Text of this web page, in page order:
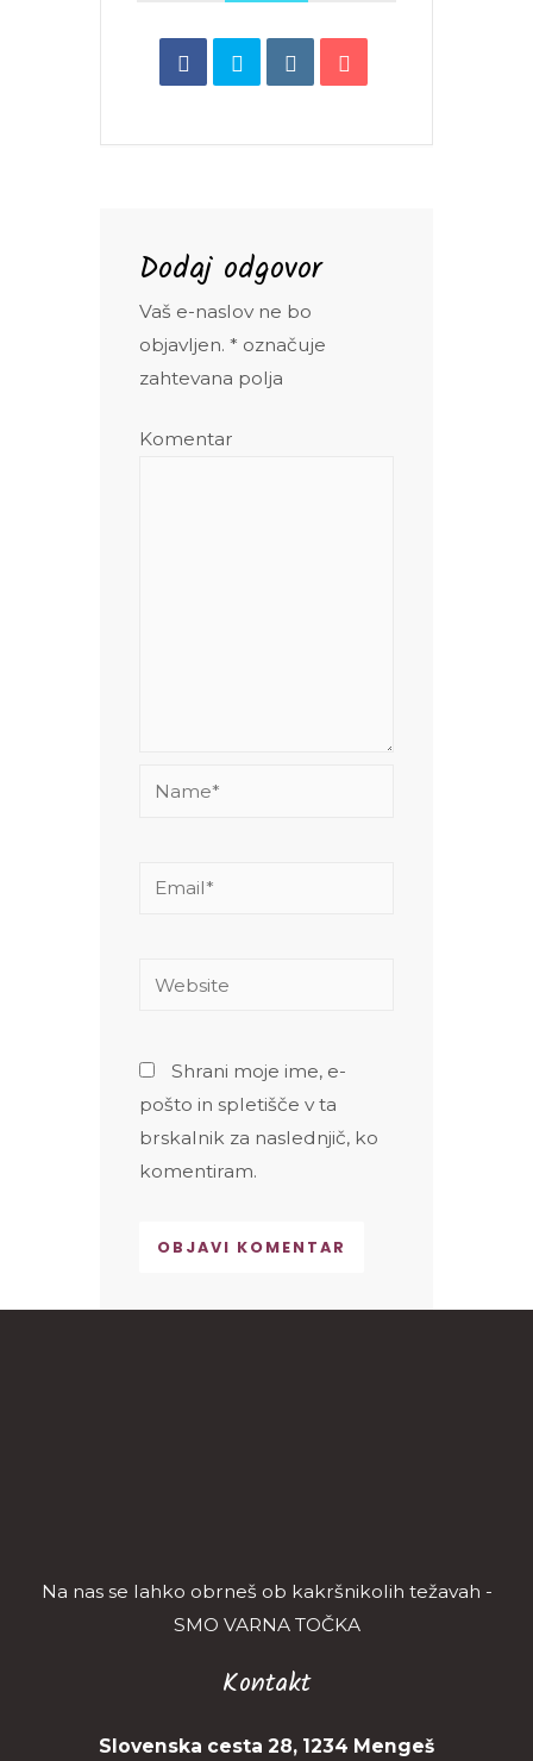
Dodaj odgovor
Vaš e-naslov ne bo
objavljen. * označuje
zahtevana polja
Komentar
Name*
Email*
Website
Shrani moje ime, e-
pošto in spletišče v ta
brskalnik za naslednjič, ko
komentiram.
Na nas se lahko obrneš ob kakršnikolih težavah -
SMO VARNA TOČKA
Kontakt
Slovenska cesta 28, 1234 Mengeš